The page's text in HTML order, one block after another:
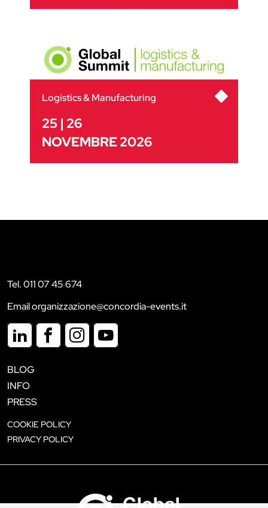
Logistics & Manufacturing
25 | 26
NOVEMBRE 2026
Tel. 011 07 45 674
Email organizzazione@concordia-events.it
BLOG
INFO
PRESS
COOKIE POLICY
PRIVACY POLICY